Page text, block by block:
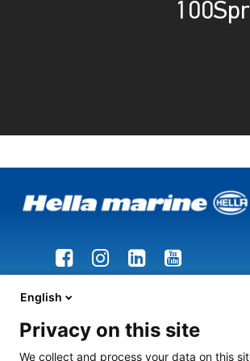
English
Privacy on this site
We collect and process your data on this